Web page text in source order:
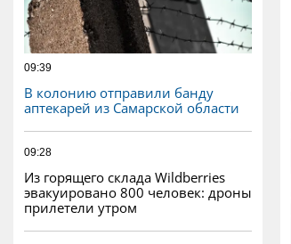
09:39
В колонию отправили банду
аптекарей из Самарской области
09:28
Из горящего склада Wildberries
эвакуировано 800 человек: дроны
прилетели утром